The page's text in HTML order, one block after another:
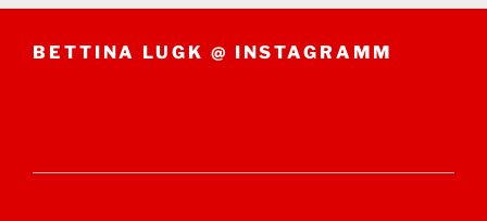
BETTINA LUGK @ INSTAGRAMM